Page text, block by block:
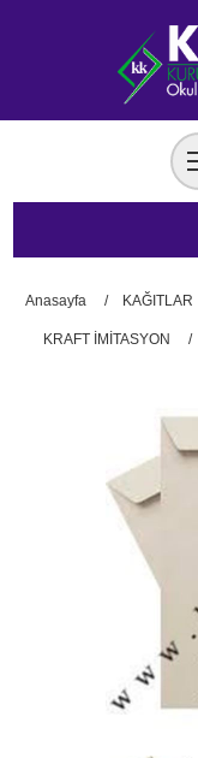
Anasayfa / KAĞITLAR
KRAFT İMİTASYON /